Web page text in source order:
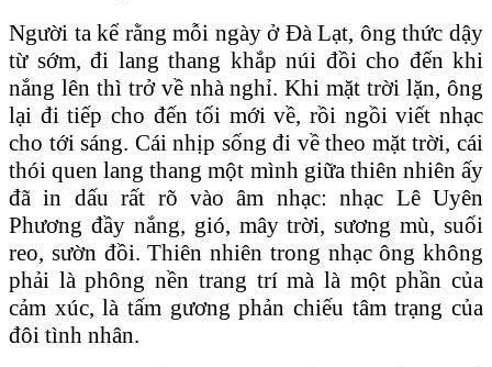
Người ta kể rằng mỗi ngày ở Đà Lạt, ông thức dậy
từ sớm, đi lang thang khắp núi đồi cho đến khi
nắng lên thì trở về nhà nghỉ. Khi mặt trời lặn, ông
lại đi tiếp cho đến tối mới về, rồi ngồi viết nhạc
cho tới sáng. Cái nhịp sống đi về theo mặt trời, cái
thói quen lang thang một mình giữa thiên nhiên ấy
đã in dấu rất rõ vào âm nhạc: nhạc Lê Uyên
Phương đầy nắng, gió, mây trời, sương mù, suối
reo, sườn đồi. Thiên nhiên trong nhạc ông không
phải là phông nền trang trí mà là một phần của
cảm xúc, là tấm gương phản chiếu tâm trạng của
đôi tình nhân.